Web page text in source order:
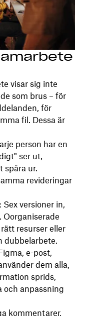
visar sig inte
som brus – för
för
fil. Dessa är
person har en
ser ut,
spåra ur.
revideringar
Sex versioner in,
resurser eller
dubbelarbete.
e-post,
dem alla,
sprids,
och anpassning
kommentarer,